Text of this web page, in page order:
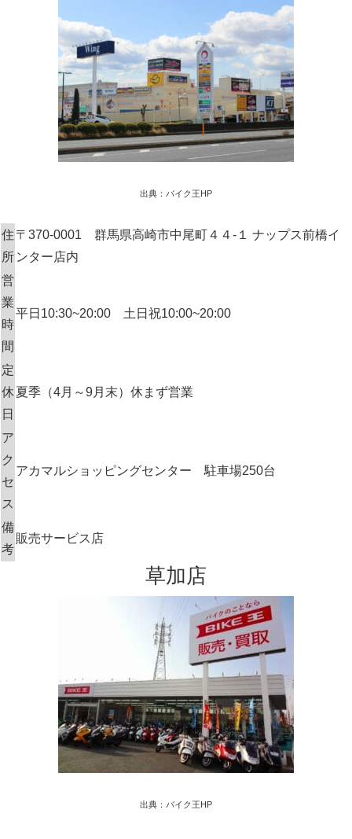
出典：バイク王HP
住
所
〒370-0001 群馬県高崎市中尾町４４-１ ナップス前橋イ
ンター店内
営
業
時
間
平日10:30~20:00 土日祝10:00~20:00
定
休
日
夏季（4月～9月末）休まず営業
ア
ク
セ
ス
アカマルショッピングセンター 駐車場250台
備
考
販売サービス店
草加店
出典：バイク王HP